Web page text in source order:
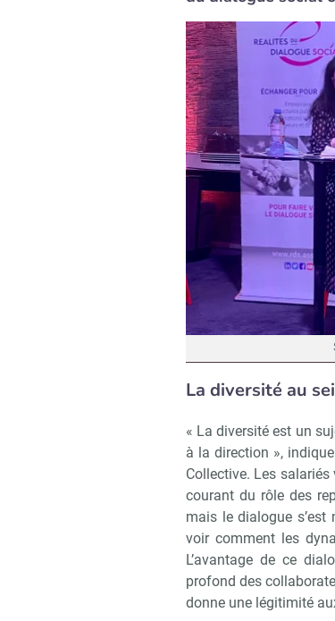
La diversité au
« La diversité est un
à la direction »,
Collective. Les
courant du rôle des
mais le dialogue
voir comment les
L’avantage de ce
profond des
donne une légitimité